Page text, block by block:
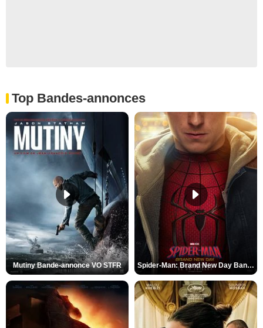
Top Bandes-annonces
Mutiny Bande-annonce VO STFR Spider-Man: Brand New Day Bande-annonce VO STFR